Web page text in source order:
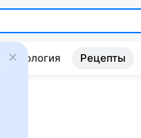
Психология Рецепты